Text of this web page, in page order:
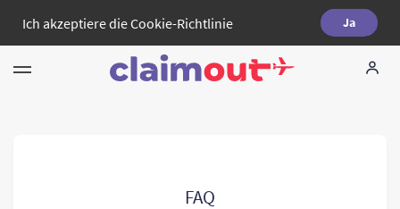
Ich akzeptiere dieCookie-Richtlinie Ja
FAQ